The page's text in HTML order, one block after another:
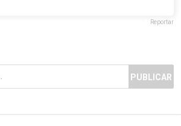
Reportar
PUBLICAR